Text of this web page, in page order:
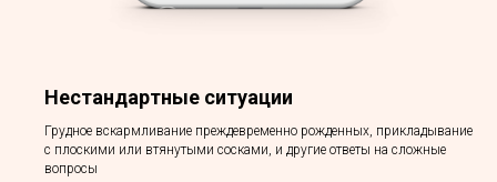
Нестандартные ситуации
Грудное вскармливание преждевременно рожденных, прикладывание
с плоскими или втянутыми сосками, и другие ответы на сложные
вопросы